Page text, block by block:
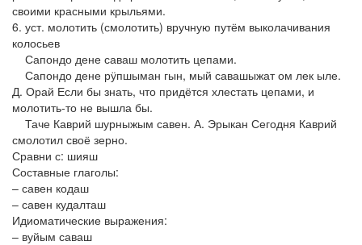
своими красными крыльями.
6. уст. молотить (смолотить) вручную путём выколачивания
колосьев
Сапондо дене саваш молотить цепами.
Сапондо дене рӱпшыман гын, мый савашыжат ом лек ыле.
Д. Орай Если бы знать, что придётся хлестать цепами, и
молотить-то не вышла бы.
Таче Каврий шурныжым савен. А. Эрыкан Сегодня Каврий
смолотил своё зерно.
Сравни с: шияш
Составные глаголы:
– савен кодаш
– савен кудалташ
Идиоматические выражения:
– вуйым саваш